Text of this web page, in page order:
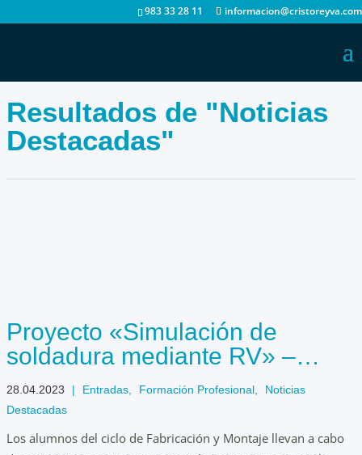
983 33 28 11 informacion@cristoreyva.com
Resultados de "Noticias
Destacadas"
Proyecto «Simulación de
soldadura mediante RV» –
AulaEmpresaCyL
28.04.2023 | Entradas Formación Profesional
Noticias
Destacadas
Los alumnos del ciclo de Fabricación y Montaje llevan a cabo